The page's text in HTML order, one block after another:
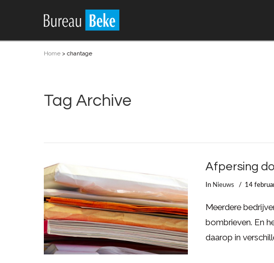
Home > chantage
Tag Archive
Afpersing
In Nieuws 14
Meerdere
bombrieven. En
daarop in